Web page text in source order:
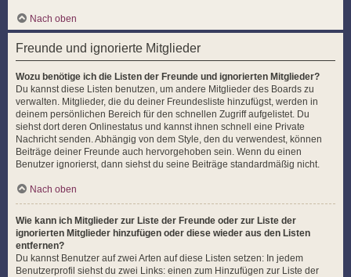
Nach oben
Freunde und ignorierte Mitglieder
Wozu benötige ich die Listen der Freunde und ignorierten Mitglieder?
Du kannst diese Listen benutzen, um andere Mitglieder des Boards zu
verwalten. Mitglieder, die du deiner Freundesliste hinzufügst, werden in
deinem persönlichen Bereich für den schnellen Zugriff aufgelistet. Du
siehst dort deren Onlinestatus und kannst ihnen schnell eine Private
Nachricht senden. Abhängig von dem Style, den du verwendest, können
Beiträge deiner Freunde auch hervorgehoben sein. Wenn du einen
Benutzer ignorierst, dann siehst du seine Beiträge standardmäßig nicht.
Nach oben
Wie kann ich Mitglieder zur Liste der Freunde oder zur Liste der
ignorierten Mitglieder hinzufügen oder diese wieder aus den Listen
entfernen?
Du kannst Benutzer auf zwei Arten auf diese Listen setzen: In jedem
Benutzerprofil siehst du zwei Links: einen zum Hinzufügen zur Liste der